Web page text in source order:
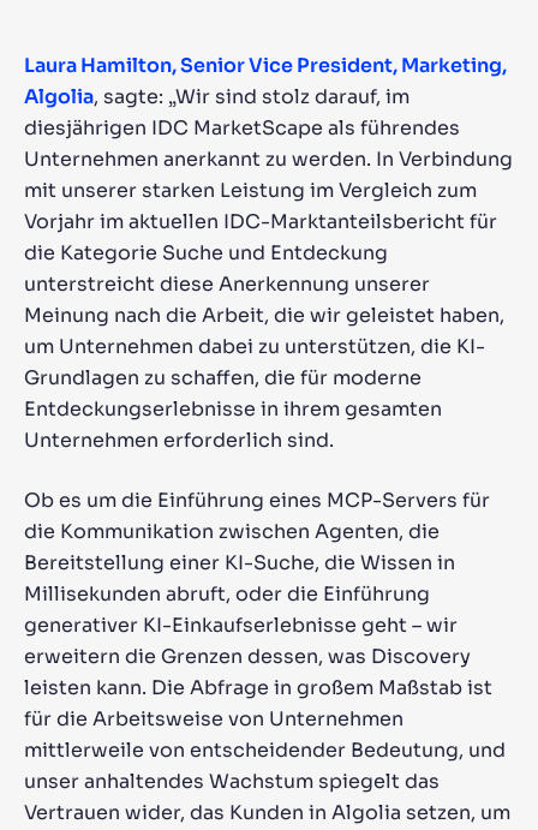
Laura Hamilton, Senior Vice President, Marketing,
Algolia, sagte: „Wir sind stolz darauf, im
diesjährigen IDC MarketScape als führendes
Unternehmen anerkannt zu werden. In Verbindung
mit unserer starken Leistung im Vergleich zum
Vorjahr im aktuellen IDC-Marktanteilsbericht für
die Kategorie Suche und Entdeckung
unterstreicht diese Anerkennung unserer
Meinung nach die Arbeit, die wir geleistet haben,
um Unternehmen dabei zu unterstützen, die KI-
Grundlagen zu schaffen, die für moderne
Entdeckungserlebnisse in ihrem gesamten
Unternehmen erforderlich sind.
Ob es um die Einführung eines MCP-Servers für
die Kommunikation zwischen Agenten, die
Bereitstellung einer KI-Suche, die Wissen in
Millisekunden abruft, oder die Einführung
generativer KI-Einkaufserlebnisse geht – wir
erweitern die Grenzen dessen, was Discovery
leisten kann. Die Abfrage in großem Maßstab ist
für die Arbeitsweise von Unternehmen
mittlerweile von entscheidender Bedeutung, und
unser anhaltendes Wachstum spiegelt das
Vertrauen wider, das Kunden in Algolia setzen, um